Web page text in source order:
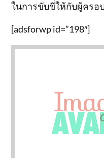
ในการขับขี่ให้กับผู้ครอ
[adsforwp id=”198″]